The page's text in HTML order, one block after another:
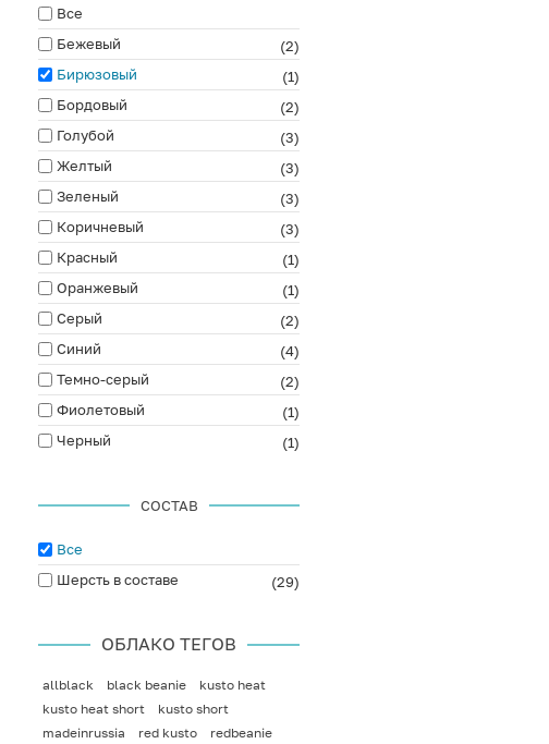
Все
Бежевый
(2)
Бирюзовый
(1)
Бордовый
(2)
Голубой
(3)
Желтый
(3)
Зеленый
(3)
Коричневый
(3)
Красный
(1)
Оранжевый
(1)
Серый
(2)
Синий
(4)
Темно-серый
(2)
Фиолетовый
(1)
Черный
(1)
СОСТАВ
Все
Шерсть в составе
(29)
ОБЛАКО ТЕГОВ
allblack black beanie
kusto heat
kusto heat short
kusto short
madeinrussia
red kusto
redbeanie